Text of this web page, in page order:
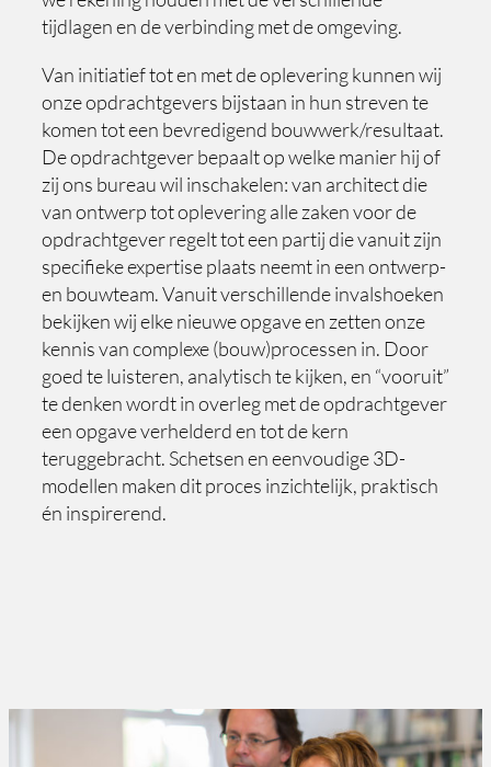
tijdlagen en de verbinding met de omgeving.
Van initiatief tot en met de oplevering kunnen wij
onze opdrachtgevers bijstaan in hun streven te
komen tot een bevredigend bouwwerk/resultaat.
De opdrachtgever bepaalt op welke manier hij of
zij ons bureau wil inschakelen: van architect die
van ontwerp tot oplevering alle zaken voor de
opdrachtgever regelt tot een partij die vanuit zijn
specifieke expertise plaats neemt in een ontwerp-
en bouwteam. Vanuit verschillende invalshoeken
bekijken wij elke nieuwe opgave en zetten onze
kennis van complexe (bouw)processen in. Door
goed te luisteren, analytisch te kijken, en “vooruit”
te denken wordt in overleg met de opdrachtgever
een opgave verhelderd en tot de kern
teruggebracht. Schetsen en eenvoudige 3D-
modellen maken dit proces inzichtelijk, praktisch
én inspirerend.